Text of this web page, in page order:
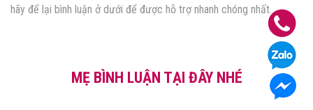
hãy để lại bình luận ở dưới để được hỗ trợ nhanh chóng nhất.
MẸ BÌNH LUẬN TẠI ĐÂY NHÉ